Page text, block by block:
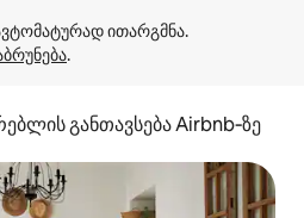
.
განთავსება Airbnb‑ზე